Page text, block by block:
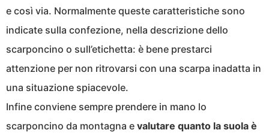
e così via. Normalmente queste caratteristiche sono
indicate sulla confezione, nella descrizione dello
scarponcino o sull’etichetta: è bene prestarci
attenzione per non ritrovarsi con una scarpa inadatta in
una situazione spiacevole.
Infine conviene sempre prendere in mano lo
scarponcino da montagna e valutare quanto la suola è